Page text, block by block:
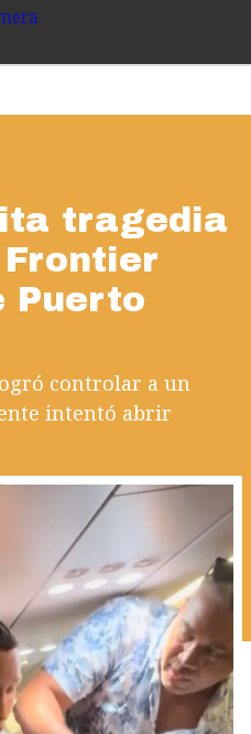
tragedia
Puerto
controlar a un
intentó abrir